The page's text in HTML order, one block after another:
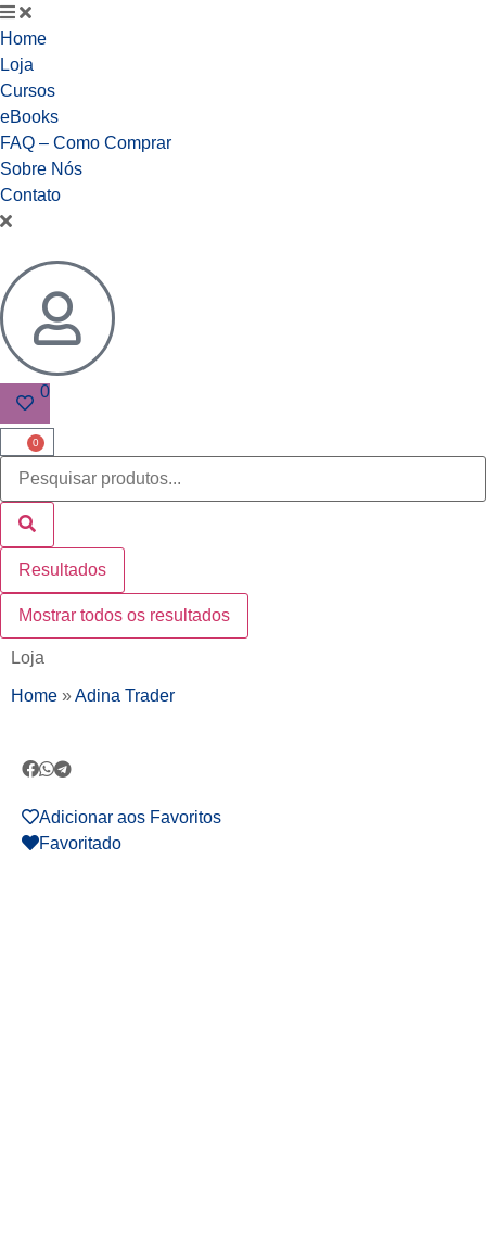
Home
Loja
Cursos
eBooks
FAQ – Como Comprar
Sobre Nós
Contato
0
0
Resultados
Mostrar todos os resultados
Loja
Home »Adina Trader
Adicionar aos Favoritos
Favoritado